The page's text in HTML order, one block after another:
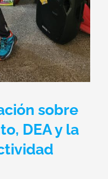
sobre
DEA y la